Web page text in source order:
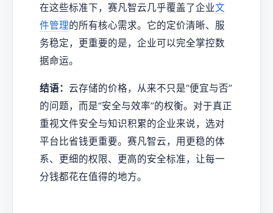
在这些标准下，赛凡智云几乎覆盖了企业文
件管理的所有核心需求。它的定价清晰、服
务稳定，更重要的是，企业可以完全掌控数
据命运。
结语： 云存储的价格，从来不只是“便宜与否”
的问题，而是“安全与效率”的权衡。对于真正
重视文件安全与知识积累的企业来说，选对
平台比省钱更重要。赛凡智云，用更稳的体
系、更细的权限、更高的安全标准，让每一
分钱都花在值得的地方。